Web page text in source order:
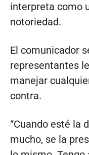
interpreta como
notoriedad.
El comunicador
representantes
manejar
contra.
“Cuando esté la
mucho, se la